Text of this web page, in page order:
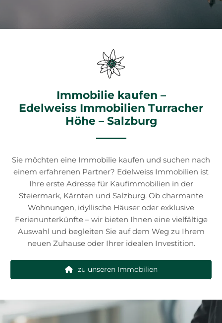
Immobilie kaufen –
Edelweiss Immobilien Turracher
Höhe – Salzburg
Sie möchten eine Immobilie kaufen und suchen nach
einem erfahrenen Partner? Edelweiss Immobilien ist
Ihre erste Adresse für Kaufimmobilien in der
Steiermark, Kärnten und Salzburg. Ob charmante
Wohnungen, idyllische Häuser oder exklusive
Ferienunterkünfte – wir bieten Ihnen eine vielfältige
Auswahl und begleiten Sie auf dem Weg zu Ihrem
neuen Zuhause oder Ihrer idealen Investition.
zu unseren Immobilien